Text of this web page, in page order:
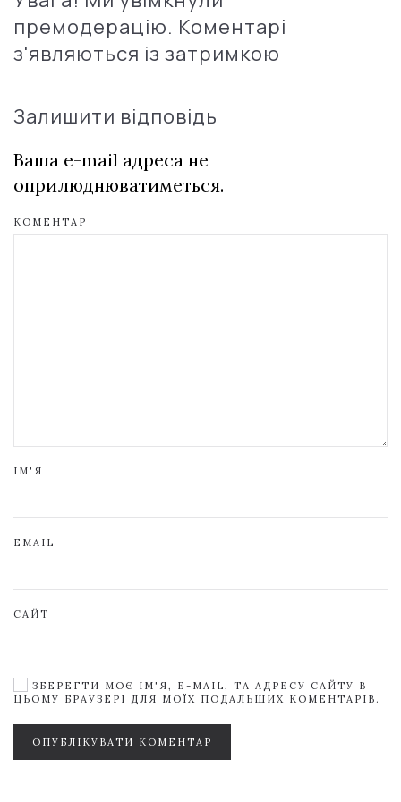
премодерацію. Коментарі
з'являються із затримкою
Залишити відповідь
Ваша e-mail адреса не
оприлюднюватиметься.
КОМЕНТАР
ІМ'Я
EMAIL
САЙТ
ЗБЕРЕГТИ МОЄ ІМ'Я, E-MAIL, ТА АДРЕСУ САЙТУ В
ЦЬОМУ БРАУЗЕРІ ДЛЯ МОЇХ ПОДАЛЬШИХ КОМЕНТАРІВ.
ОПУБЛІКУВАТИ КОМЕНТАР